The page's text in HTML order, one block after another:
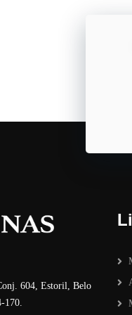
604, Estoril, Belo
170.